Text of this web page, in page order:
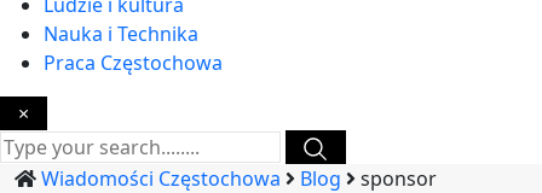
Nauka i Technika
Praca Częstochowa
×
Wiadomości Częstochowa Blog sponsor